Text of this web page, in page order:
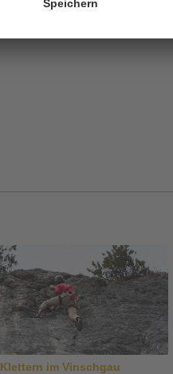
Klettern im Vinschgau